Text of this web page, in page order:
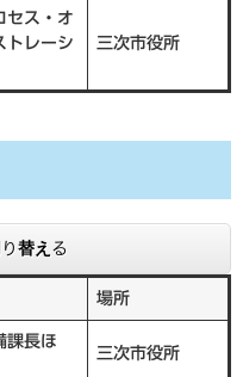
セス・オ
トレーシ
三次市役所
替える
場所
課長ほ
三次市役所